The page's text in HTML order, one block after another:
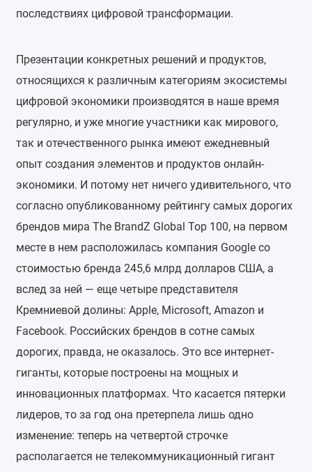
последствиях цифровой трансформации.
Презентации конкретных решений и продуктов,
относящихся к различным категориям экосистемы
цифровой экономики производятся в наше время
регулярно, и уже многие участники как мирового,
так и отечественного рынка имеют ежедневный
опыт создания элементов и продуктов онлайн-
экономики. И потому нет ничего удивительного, что
согласно опубликованному рейтингу самых дорогих
брендов мира The BrandZ Global Top 100, на первом
месте в нем расположилась компания Google со
стоимостью бренда 245,6 млрд долларов США, а
вслед за ней — еще четыре представителя
Кремниевой долины: Apple, Microsoft, Amazon и
Facebook. Российских брендов в сотне самых
дорогих, правда, не оказалось. Это все интернет-
гиганты, которые построены на мощных и
инновационных платформах. Что касается пятерки
лидеров, то за год она претерпела лишь одно
изменение: теперь на четвертой строчке
располагается не телекоммуникационный гигант